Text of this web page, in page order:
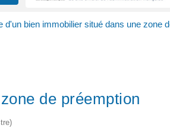
d'un bien immobilier situé dans une zone
de préemption